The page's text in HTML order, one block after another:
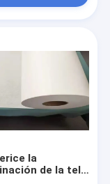
la
de la tela